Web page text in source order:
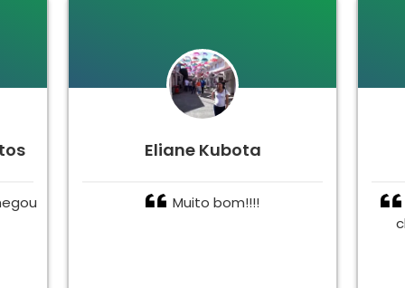
Eliane Kubota
Muito bom!!!!